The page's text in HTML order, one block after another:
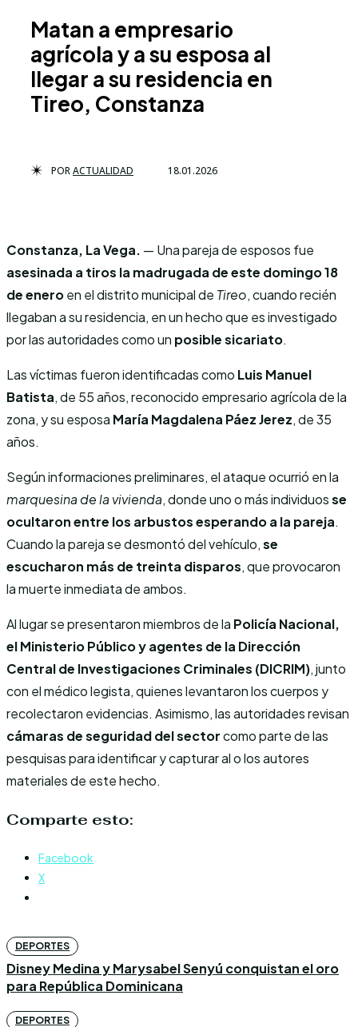
Matan a empresario
agrícola y a su esposa al
llegar a su residencia en
Tireo, Constanza
PORACTUALIDAD 18.01.2026
Constanza, La Vega. — Una pareja de esposos fue
asesinada a tiros la madrugada de este domingo 18
de eneroen el distrito municipal de Tireo, cuando recién
llegaban a su residencia, en un hecho que es investigado
por las autoridades como un posible sicariato.
Las víctimas fueron identificadas como Luis Manuel
Batista, de 55 años, reconocido empresario agrícola de la
zona, y su esposa María Magdalena Páez Jerez, de 35
años.
Según informaciones preliminares, el ataque ocurrió en la
marquesina de la vivienda, donde uno o más individuosse
ocultaron entre los arbustos esperando a la pareja.
Cuando la pareja se desmontó del vehículo,se
escucharon más de treinta disparos, que provocaron
la muerte inmediata de ambos.
Al lugar se presentaron miembros de la Policía Nacional,
el Ministerio Público y agentes de la Dirección
Central de Investigaciones Criminales (DICRIM), junto
con el médico legista, quienes levantaron los cuerpos y
recolectaron evidencias. Asimismo, las autoridades revisan
cámaras de seguridad del sectorcomo parte de las
pesquisas para identificar y capturar al o los autores
materiales de este hecho.
Comparte esto:
Facebook
X
DEPORTES
Disney Medina y Marysabel Senyú conquistan el oro
para República Dominicana
DEPORTES